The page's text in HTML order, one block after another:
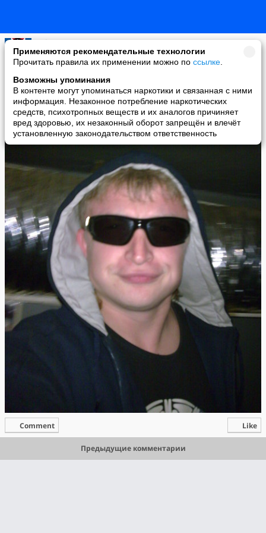
Применяются рекомендательные технологии
Прочитать правила их применении можно по ссылке
Возможны упоминания
В контенте могут упоминаться наркотики и связанная с ними
информация. Незаконное потребление наркотических
средств, психотропных веществ и их аналогов причиняет
вред здоровью, их незаконный оборот запрещён и влечёт
установленную законодательством ответственность
Helga
added a photo
25 May в 22:29
Like
Comment
Предыдущие комментарии